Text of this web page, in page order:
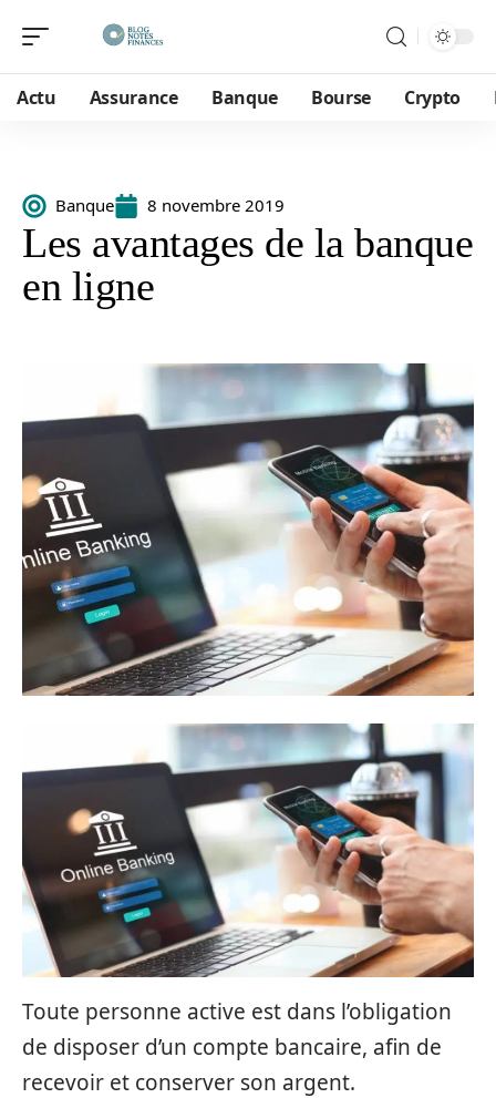
Actu Assurance Banque Bourse Crypto
Banque 8 novembre 2019
Les avantages de la banque
en ligne
Toute personne active est dans l’obligation
de disposer d’un compte bancaire, afin de
recevoir et conserver son argent.